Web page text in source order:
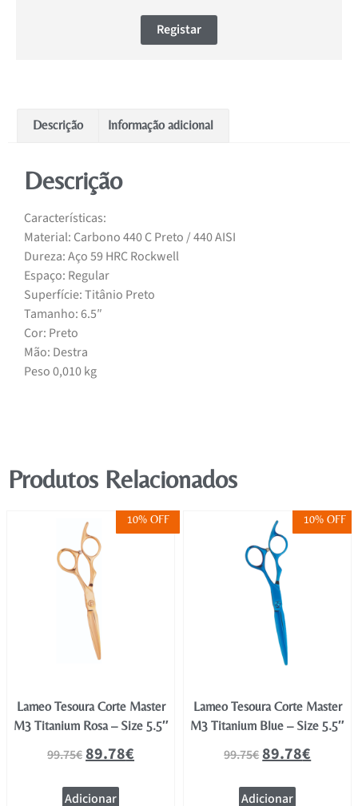
Registar
Descrição Informação adicional
Descrição
Características:
Material: Carbono 440 C Preto / 440 AISI
Dureza: Aço 59 HRC Rockwell
Espaço: Regular
Superfície: Titânio Preto
Tamanho: 6.5″
Cor: Preto
Mão: Destra
Peso 0,010 kg
Produtos Relacionados
10% OFF
Lameo Tesoura Corte Master
M3 Titanium Rosa – Size 5.5″
99.75€89.78€
Adicionar
10% OFF
Lameo Tesoura Corte Master
M3 Titanium Blue – Size 5.5″
99.75€89.78€
Adicionar